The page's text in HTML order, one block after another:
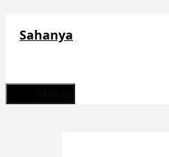
Sahanya